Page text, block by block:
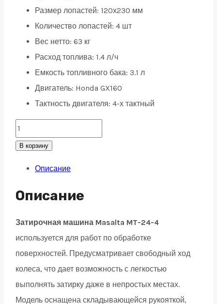
Размер лопастей: 120х230 мм
Количество лопастей: 4 шт
Вес нетто: 63 кг
Расход топлива: 1.4 л/ч
Емкость топливного бака: 3.1 л
Двигатель: Honda GX160
Тактность двигателя: 4-х тактный
Затирочная
машина
MT-
(бензин,
Honda
GX160,
600
мм)
quantity
В корзину
Описание
Описание
Затирочная машина Masalta MT-24-4
используется для работ по обработке
поверхностей. Предусматривает свободный ход
колеса, что дает возможность с легкостью
выполнять затирку даже в непростых местах.
Модель оснащена складывающейся рукояткой,